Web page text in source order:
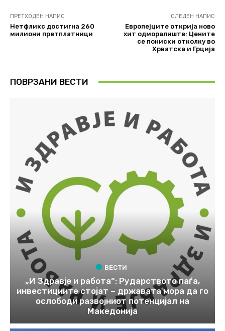
ПРЕТХОДЕН НАПИС
Нетфликс достигна 260
милиони претплатници
СЛЕДЕН НАПИС
Европејците открија ново
хит одморалиште: Цените
се пониски отколку во
Хрватска и Грција
ПОВРЗАНИ ВЕСТИ
ВЕСТИ
„И Здравје и работа“: Рударството паѓа,
инвестициите стојат – државата мора да го
ослободи развојниот потенцијал на
Македонија